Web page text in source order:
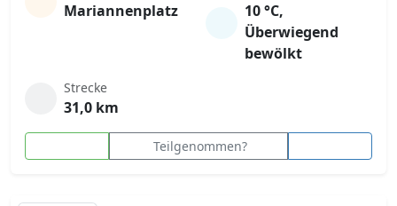
Mariannenplatz
10 °C,
Überwiegend
bewölkt
Strecke
31,0 km
Teilgenommen?